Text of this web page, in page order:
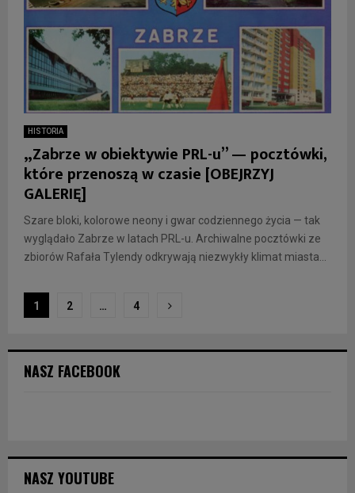
HISTORIA
„Zabrze w obiektywie PRL-u” — pocztówki,
które przenoszą w czasie [OBEJRZYJ
GALERIĘ]
Szare bloki, kolorowe neony i gwar codziennego życia — tak
wyglądało Zabrze w latach PRL-u. Archiwalne pocztówki ze
zbiorów Rafała Tylendy odkrywają niezwykły klimat miasta...
Stronicowanie
1 2 … 4
NASZ FACEBOOK
NASZ YOUTUBE